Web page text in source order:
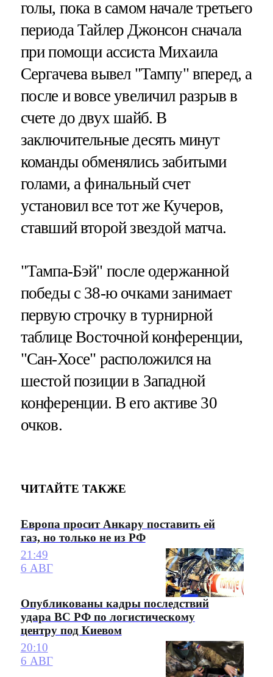
голы, пока в самом начале третьего
периода Тайлер Джонсон сначала
при помощи ассиста Михаила
Сергачева вывел "Тампу" вперед, а
после и вовсе увеличил разрыв в
счете до двух шайб. В
заключительные десять минут
команды обменялись забитыми
голами, а финальный счет
установил все тот же Кучеров,
ставший второй звездой матча.
"Тампа-Бэй" после одержанной
победы с 38-ю очками занимает
первую строчку в турнирной
таблице Восточной конференции,
"Сан-Хосе" расположился на
шестой позиции в Западной
конференции. В его активе 30
очков.
ЧИТАЙТЕ ТАКЖЕ
Европа просит Анкару поставить ей
газ, но только не из РФ
21:49
6 АВГ
Опубликованы кадры последствий
удара ВС РФ по логистическому
центру под Киевом
20:10
6 АВГ